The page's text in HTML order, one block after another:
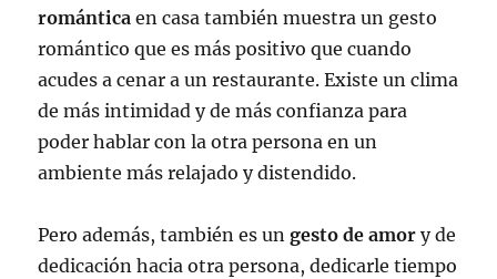
romántica en casa también muestra un gesto
romántico que es más positivo que cuando
acudes a cenar a un restaurante. Existe un clima
de más intimidad y de más confianza para
poder hablar con la otra persona en un
ambiente más relajado y distendido.
Pero además, también es ungesto de amor y de
dedicación hacia otra persona, dedicarle tiempo